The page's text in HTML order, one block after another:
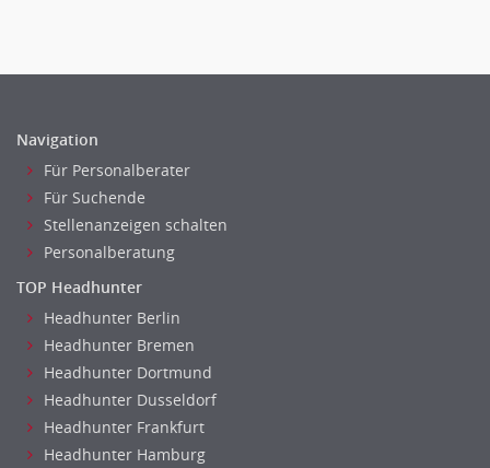
Navigation
Für Personalberater
Für Suchende
Stellenanzeigen schalten
Personalberatung
TOP Headhunter
Headhunter Berlin
Headhunter Bremen
Headhunter Dortmund
Headhunter Dusseldorf
Headhunter Frankfurt
Headhunter Hamburg